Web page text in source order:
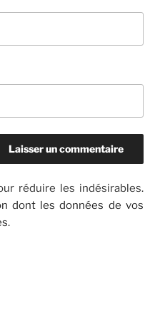
réduire les indésirables.
dont les données de vos
.